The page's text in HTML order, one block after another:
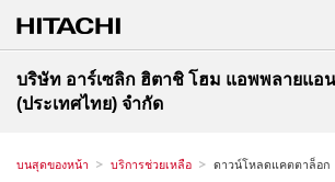
บริษัท อาร์เซลิก ฮิตาชิ โฮม แอพพลายแอ
(ประเทศไทย) จำกัด
บนสุดของหน้า บริการช่วยเหลือ ดาวน์โหลดแคตตาล็อก